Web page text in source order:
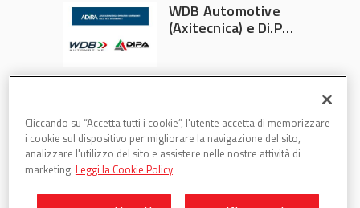
WDB Automotive
(Axitecnica) e Di.Pa.
Cliccando su “Accetta tutti i cookie”, l'utente accetta di memorizzare
i cookie sul dispositivo per migliorare la navigazione del sito,
analizzare l'utilizzo del sito e assistere nelle nostre attività di
marketing. Leggi la Cookie Policy